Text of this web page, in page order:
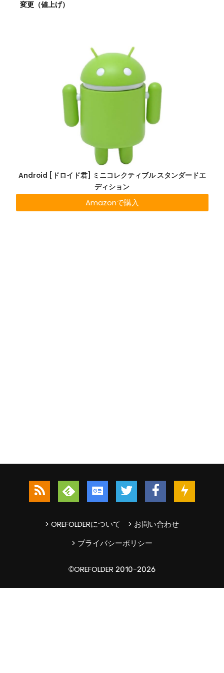
変更（値上げ）
Android [ドロイド君] ミニコレクティブル スタンダードエ
ディション
Amazonで購入
> OREFOLDERについて
> お問い合わせ
> プライバシーポリシー
©OREFOLDER 2010-2026